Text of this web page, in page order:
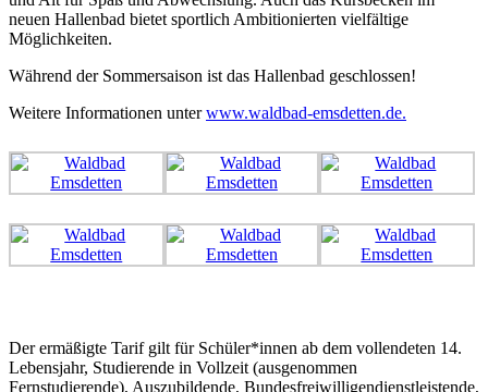
neuen Hallenbad bietet sportlich Ambitionierten vielfältige
Möglichkeiten.
Während der Sommersaison ist das Hallenbad geschlossen!
Weitere Informationen unterwww.waldbad-emsdetten.de.
Der ermäßigte Tarif gilt für Schüler*innen ab dem vollendeten 14.
Lebensjahr, Studierende in Vollzeit (ausgenommen
Fernstudierende), Auszubildende, Bundesfreiwilligendienstleistende,